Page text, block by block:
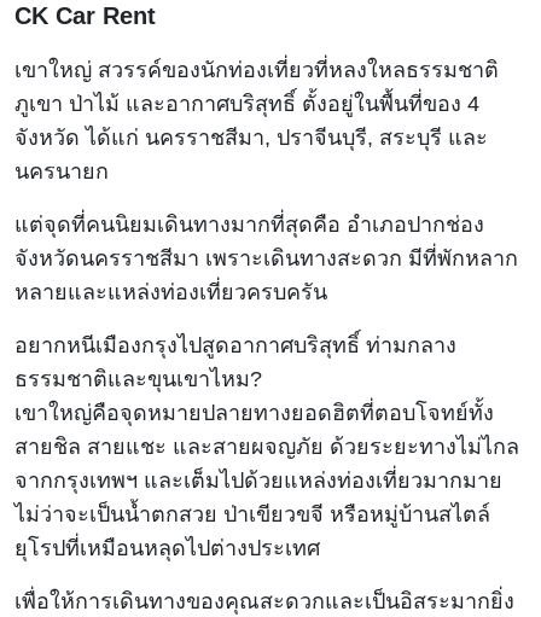
CK Car Rent
เขาใหญ่ สวรรค์ของนักท่องเที่ยวที่หลงใหลธรรมชาติ
ภูเขา ป่าไม้ และอากาศบริสุทธิ์ ตั้งอยู่ในพื้นที่ของ 4
จังหวัด ได้แก่ นครราชสีมา, ปราจีนบุรี, สระบุรี และ
นครนายก
แต่จุดที่คนนิยมเดินทางมากที่สุดคือ อำเภอปากช่อง
จังหวัดนครราชสีมา เพราะเดินทางสะดวก มีที่พักหลาก
หลายและแหล่งท่องเที่ยวครบครัน
อยากหนีเมืองกรุงไปสูดอากาศบริสุทธิ์ ท่ามกลาง
ธรรมชาติและขุนเขาไหม?
เขาใหญ่คือจุดหมายปลายทางยอดฮิตที่ตอบโจทย์ทั้ง
สายชิล สายแชะ และสายผจญภัย ด้วยระยะทางไม่ไกล
จากกรุงเทพฯ และเต็มไปด้วยแหล่งท่องเที่ยวมากมาย
ไม่ว่าจะเป็นน้ำตกสวย ป่าเขียวขจี หรือหมู่บ้านสไตล์
ยุโรปที่เหมือนหลุดไปต่างประเทศ
เพื่อให้การเดินทางของคุณสะดวกและเป็นอิสระมากยิ่ง